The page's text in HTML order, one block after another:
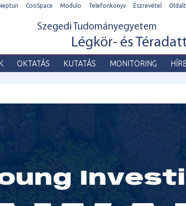
CooSpace Modulo Telefonkönyv Észrevétel
Szegedi Tudományegyetem
Légkör- és
OKTATÁS KUTATÁS MONITORING